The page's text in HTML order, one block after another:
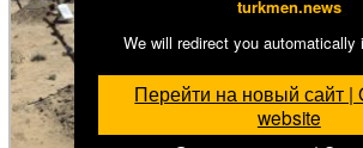
turkmen.news
We will redirect you
Перейти на новый сайт |
website